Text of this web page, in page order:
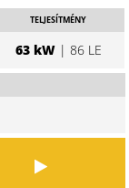
TELJESÍTMÉNY
63 kW| 86 LE